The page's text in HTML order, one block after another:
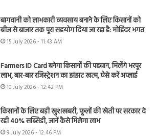
बागवानी को लाभकारी व्यवसाय बनाने के लिए किसानों को
बीज से बाजार तक पूरा सहयोग दिया जा रहा है: मोहिंदर भगत
15 July 2026 - 11:43 AM
Farmers ID Card बनेगा किसानों की पहचान, मिलेंगे भरपूर
लाभ, बार-बार रजिस्ट्रेशन का झंझट खत्म, ऐसे करें अप्लाई
10 July 2026 - 12:42 PM
किसानों के लिए बड़ी खुशखबरी, फूलों की खेती पर सरकार दे
रही 40% सब्सिडी, जानें कैसे मिलेगा लाभ
9 July 2026 - 12:46 PM